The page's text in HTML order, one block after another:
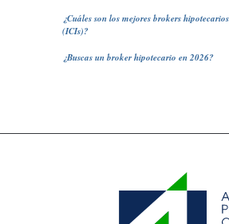
¿Cuáles son los mejores brokers
(ICIs)?
¿Buscas un broker hipotecario en 2026?